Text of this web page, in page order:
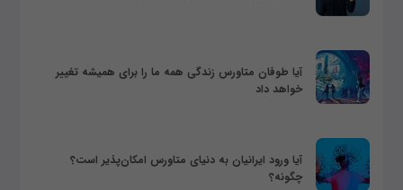
آیا طوفان متاورس زندگی همه ما را برای همیشه تغییر
خواهد داد
آیا ورود ایرانیان به دنیای متاورس امکان‌پذیر است؟
چگونه؟